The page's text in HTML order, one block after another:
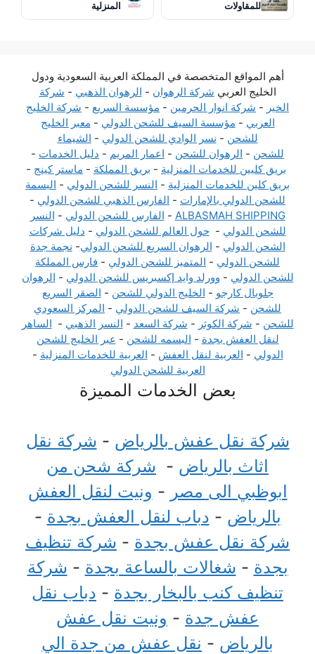
للمقاولات
المنزلية
أهم المواقع المتخصصة في المملكة العربية السعودية ودول
الخليج العربي شركة الرهوان - الرهوان الذهبي - شركة
الخير - شركة انوار الحرمين - مؤسسة السريع - شركة الخليج
العربي - مؤسسة السيف للشحن الدولي - معبر الخليج
للشحن - نسر الوادي للشحن الدولي - الشيماء
للشحن - الرهوان للشحن - اعمار المريم - دليل الخدمات -
بريق كليين للخدمات المنزلية - بريق المملكة - ماستر كينج -
بريق كلين للخدمات المنزلية - النسر للشحن الدولي - البسمة
للشحن الدولي بالإمارات - الفارس الذهبي للشحن الدولي -
ALBASMAH SHIPPING
- الفارس للشحن الدولي - النسر
للشحن الدولي -حول العالم للشحن الدولي - دليل شركات
الشحن الدولي - الرهوان السريع للشحن الدولي- نجمة جدة
للشحن الدولي - المتميز للشحن الدولي - فارس المملكة
للشحن الدولي - وورلد وايد إكسبريس للشحن الدولي - الرهوان
جلوبال كارجو - الخليج الدولي للشحن - الصقر السريع
للشحن - شركة السيف للشحن الدولي - المركز السعودي
للشحن - شركة الكوثر - شركة السعد - النسر الذهبي - الساهر
لنقل العفش بجدة - البسمه للشحن - عبر الخليج للشحن
الدولي - العربية لنقل العفش - العربية للخدمات المنزلية -
العربية للشحن الدولي
بعض الخدمات المميزة
شركة نقل عفش بالرياض - شركة نقل
اثاث بالرياض - شركة شحن من
ابوظبي الى مصر - ونيت لنقل العفش
بالرياض - دباب لنقل العفش بجدة -
شركة نقل عفش بجدة - شركة تنظيف
بجدة - شغالات بالساعة بجدة - شركة
تنظيف كنب بالبخار بجدة - دباب نقل
عفش جدة - ونيت نقل عفش
بالرياض - نقل عفش من جدة الي